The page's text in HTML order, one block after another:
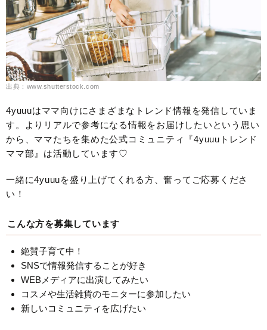
出典：www.shutterstock.com
4yuuuはママ向けにさまざまなトレンド情報を発信していま
す。よりリアルで参考になる情報をお届けしたいという思い
から、ママたちを集めた公式コミュニティ『4yuuuトレンド
ママ部』は活動しています♡
一緒に4yuuuを盛り上げてくれる方、奮ってご応募くださ
い！
こんな方を募集しています
絶賛子育て中！
SNSで情報発信することが好き
WEBメディアに出演してみたい
コスメや生活雑貨のモニターに参加したい
新しいコミュニティを広げたい